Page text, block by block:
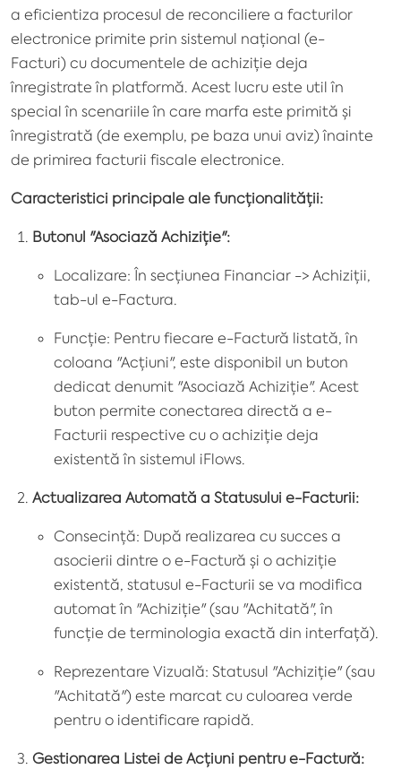
a eficientiza procesul de reconciliere a facturilor
electronice primite prin sistemul național (e-
Facturi) cu documentele de achiziție deja
înregistrate în platformă. Acest lucru este util în
special în scenariile în care marfa este primită și
înregistrată (de exemplu, pe baza unui aviz) înainte
de primirea facturii fiscale electronice.
Caracteristici principale ale funcționalității:
Butonul "Asociază Achiziție":
Localizare: În secțiunea Financiar -> Achiziții,
tab-ul e-Factura.
Funcție: Pentru fiecare e-Factură listată, în
coloana "Acțiuni", este disponibil un buton
dedicat denumit "Asociază Achiziție". Acest
buton permite conectarea directă a e-
Facturii respective cu o achiziție deja
existentă în sistemul iFlows.
Actualizarea Automată a Statusului e-Facturii:
Consecință: După realizarea cu succes a
asocierii dintre o e-Factură și o achiziție
existentă, statusul e-Facturii se va modifica
automat în "Achiziție" (sau "Achitată", în
funcție de terminologia exactă din interfață).
Reprezentare Vizuală: Statusul "Achiziție" (sau
"Achitată") este marcat cu culoarea verde
pentru o identificare rapidă.
Gestionarea Listei de Acțiuni pentru e-Factură: